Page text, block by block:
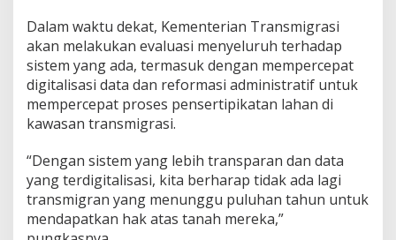
Dalam waktu dekat, Kementerian Transmigrasi
akan melakukan evaluasi menyeluruh terhadap
sistem yang ada, termasuk dengan mempercepat
digitalisasi data dan reformasi administratif untuk
mempercepat proses pensertipikatan lahan di
kawasan transmigrasi.
“Dengan sistem yang lebih transparan dan data
yang terdigitalisasi, kita berharap tidak ada lagi
transmigran yang menunggu puluhan tahun untuk
mendapatkan hak atas tanah mereka,”